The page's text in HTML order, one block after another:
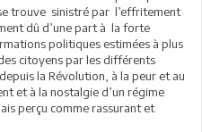
trouve sinistré par l’effritement
dû d’une part à la forte
politiques estimées à plus
citoyens par les différents
la Révolution, à la peur et au
et à la nostalgie d’un régime
perçu comme rassurant et